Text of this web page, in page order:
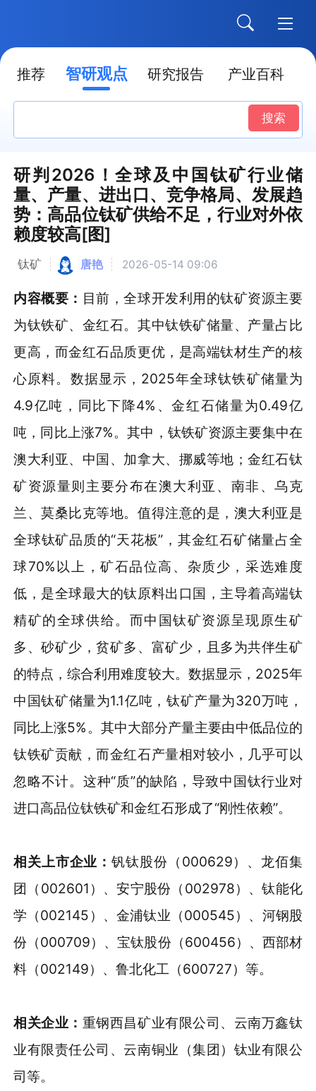
推荐 智研观点 研究报告 产业百科
搜索
研判2026！全球及中国钛矿行业储
量、产量、进出口、竞争格局、发展趋
势：高品位钛矿供给不足，行业对外依
赖度较高[图]
钛矿 唐艳 2026-05-14 09:06
内容概要： 目前，全球开发利用的钛矿资源主要
为钛铁矿、金红石。其中钛铁矿储量、产量占比
更高，而金红石品质更优，是高端钛材生产的核
心原料。数据显示，2025年全球钛铁矿储量为
4.9亿吨，同比下降4%、金红石储量为0.49亿
吨，同比上涨7%。其中，钛铁矿资源主要集中在
澳大利亚、中国、加拿大、挪威等地；金红石钛
矿资源量则主要分布在澳大利亚、南非、乌克
兰、莫桑比克等地。值得注意的是，澳大利亚是
全球钛矿品质的“天花板”，其金红石矿储量占全
球70%以上，矿石品位高、杂质少，采选难度
低，是全球最大的钛原料出口国，主导着高端钛
精矿的全球供给。而中国钛矿资源呈现原生矿
多、砂矿少，贫矿多、富矿少，且多为共伴生矿
的特点，综合利用难度较大。数据显示，2025年
中国钛矿储量为1.1亿吨，钛矿产量为320万吨，
同比上涨5%。其中大部分产量主要由中低品位的
钛铁矿贡献，而金红石产量相对较小，几乎可以
忽略不计。这种“质”的缺陷，导致中国钛行业对
进口高品位钛铁矿和金红石形成了“刚性依赖”。
相关上市企业 ：钒钛股份（000629）、龙佰集
团（002601）、安宁股份（002978）、钛能化
学（002145）、金浦钛业（000545）、河钢股
份（000709）、宝钛股份（600456）、西部材
料（002149）、鲁北化工（600727）等。
相关企业 ： 重钢西昌矿业有限公司、云南万鑫钛
业有限责任公司、云南铜业（集团）钛业有限公
司等。